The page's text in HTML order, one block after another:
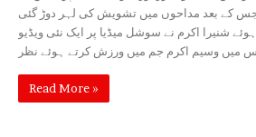
جس کے بعد مداحوں میں تشویش کی لہر دوڑ گئی
شنیرا اکرم نے سوشل میڈیا پر ایک نئی ویڈیو
Read More »